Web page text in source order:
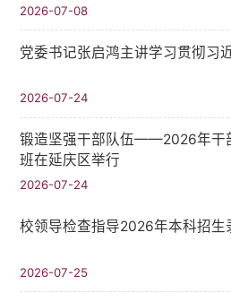
2026-07-08
党委书记张启鸿主讲学习贯彻习
2026-07-24
锻造坚强干部队伍——2026年干
班在延庆区举行
2026-07-24
校领导检查指导2026年本科招生
2026-07-25